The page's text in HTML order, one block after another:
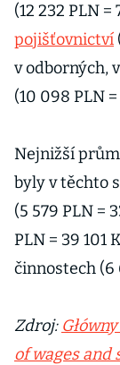
(12 232 PLN
pojišťovnictví
v odborných,
(10 098 PLN
Nejnižší
byly v těchto
(5 579 PLN =
PLN = 39 101
činnostech (6
Zdroj:
of wages and